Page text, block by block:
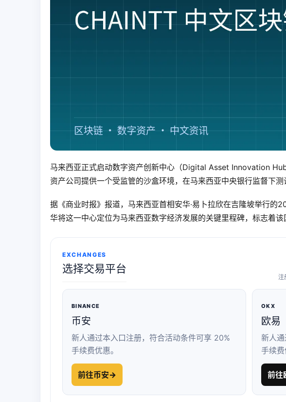
马来西亚正式启动数字资产创新中心（Digital Asset Innovation
资产公司提供一个受监管的沙盒环境，在马来西亚中央银行监督下测
据《商业时报》报道，马来西亚首相安华·易卜拉欣在吉隆坡举行的
华将这一中心定位为马来西亚数字经济发展的关键里程碑，标志着该
EXCHANGES
选择交易平台
注
BINANCE
币安
新人通过本入口注册，符合活动条件可享 20%
手续费优惠。
前往币安→
OKX
欧易
新人
手续费
前往